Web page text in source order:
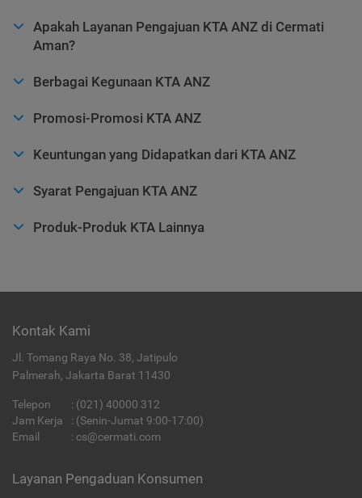
Apakah Layanan Pengajuan KTA ANZ di Cermati
Aman?
Berbagai Kegunaan KTA ANZ
Promosi-Promosi KTA ANZ
Keuntungan yang Didapatkan dari KTA ANZ
Syarat Pengajuan KTA ANZ
Produk-Produk KTA Lainnya
Kontak Kami
Jl. Tomang Raya No. 38, Jatipulo
Palmerah, Jakarta Barat 11430
Telepon : (021) 40000 312
Jam Kerja
: (Senin-Jumat 9:00-17:00)
Email
: cs@cermati.com
Layanan Pengaduan Konsumen